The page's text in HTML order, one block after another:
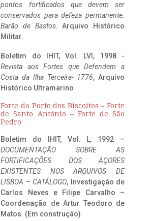
pontos fortificados que devem ser
conservados para defeza permanente.
Barão de Bastos. Arquivo Histórico
Militar.
Boletim do IHIT, Vol. LVI, 1998 -
Revista aos Fortes que Defendem a
Costa da Ilha Terceira- 1776, Arquivo
Histórico Ultramarino
Forte do Porto dos Biscoitos – Forte
de Santo António – Forte de São
Pedro
Boletim do IHIT, Vol. L, 1992 –
DOCUMENTAÇÃO SOBRE AS
FORTIFICAÇÕES DOS AÇORES
EXISTENTES NOS ARQUIVOS DE
LISBOA – CATÁLOGO, Investigação de
Carlos Neves e Filipe Carvalho –
Coordenação de Artur Teodoro de
Matos. (Em construção)